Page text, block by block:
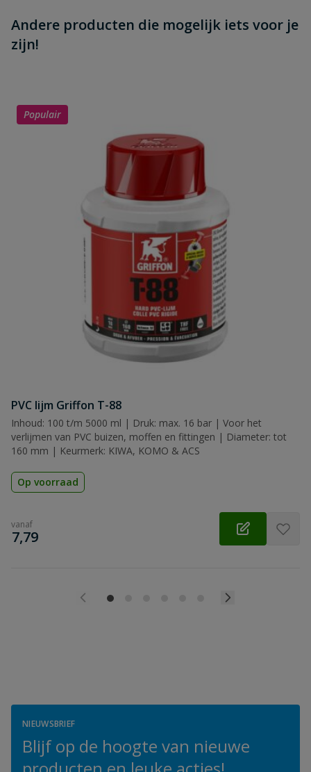
Andere producten die mogelijk iets voor je
zijn!
Populair
PVC lijm Griffon T-88
Inhoud: 100 t/m 5000 ml | Druk: max. 16 bar | Voor het
verlijmen van PVC buizen, moffen en fittingen | Diameter: tot
160 mm | Keurmerk: KIWA, KOMO & ACS
Op voorraad
vanaf
€
7,79
NIEUWSBRIEF
Blijf op de hoogte van nieuwe